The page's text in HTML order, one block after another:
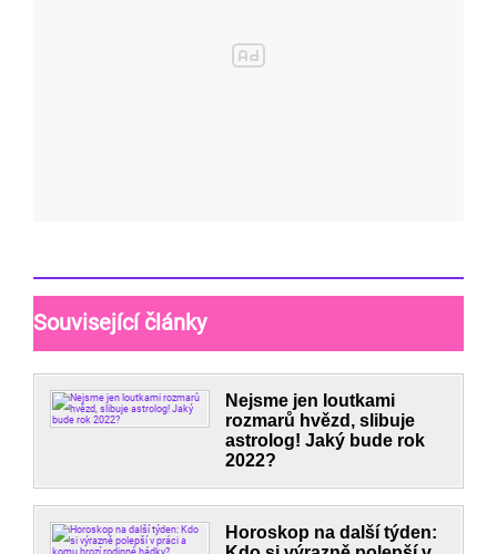
Související články
Nejsme jen loutkami
rozmarů hvězd, slibuje
astrolog! Jaký bude rok
2022?
Horoskop na další týden: